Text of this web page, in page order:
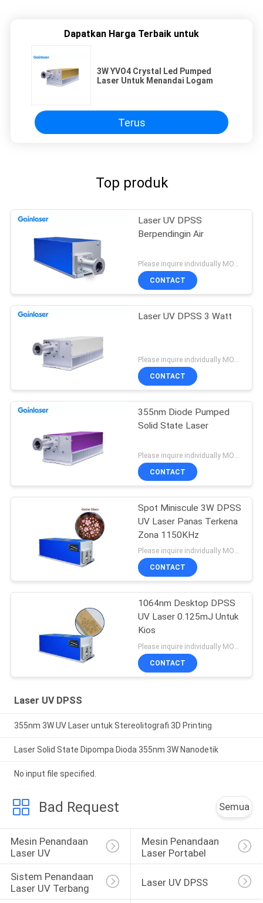
Dapatkan Harga Terbaik untuk
3W YVO4 Crystal Led Pumped
Laser Untuk Menandai Logam
Terus
Top produk
Laser UV DPSS
Berpendingin Air
Please inquire individually MOQ:1
CONTACT
Laser UV DPSS 3 Watt
CONTACT
355nm Diode Pumped
Solid State Laser
CONTACT
Spot Miniscule 3W DPSS
UV Laser Panas Terkena
Zona 1150KHz
Please inquire individually MOQ:1
CONTACT
1064nm Desktop DPSS
UV Laser 0.125mJ Untuk
Kios
Please inquire individually MOQ:1
CONTACT
Laser UV DPSS
355nm 3W UV Laser untuk Stereolitografi 3D Printing
Laser Solid State Dipompa Dioda 355nm 3W Nanodetik
No input file specified.
Bad Request Semua
Mesin Penandaan
Laser UV
Mesin Penandaan
Laser Portabel
Sistem Penandaan
Laser UV Terbang
Laser UV DPSS